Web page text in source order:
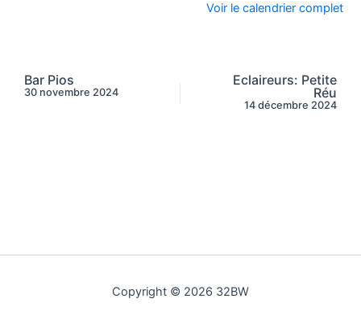
Voir le calendrier complet
Bar Pios
30 novembre 2024
Eclaireurs: Petite
Réu
14 décembre 2024
Copyright © 2026 32BW